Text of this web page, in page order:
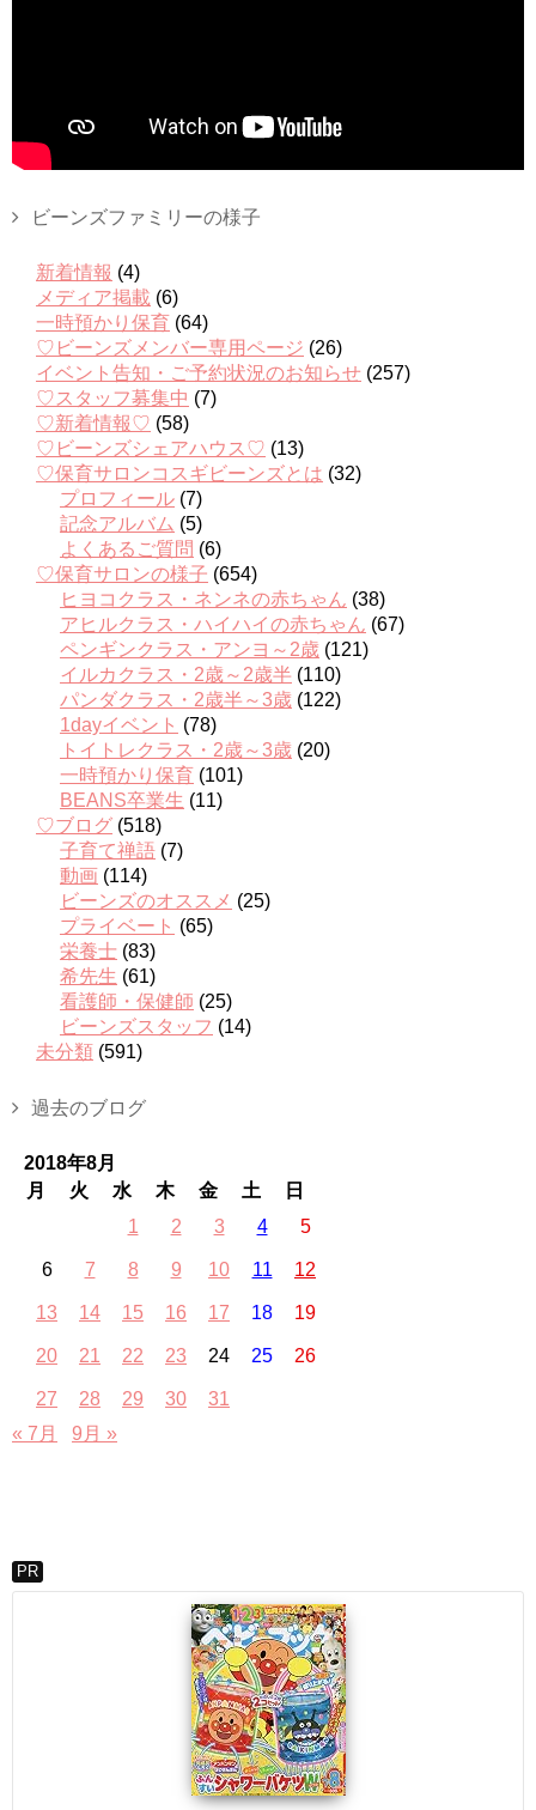
ビーンズファミリーの様子
新着情報 (4)
メディア掲載 (6)
一時預かり保育 (64)
♡ビーンズメンバー専用ページ (26)
イベント告知・ご予約状況のお知らせ (257)
♡スタッフ募集中 (7)
♡新着情報♡ (58)
♡ビーンズシェアハウス♡ (13)
♡保育サロンコスギビーンズとは (32)
プロフィール (7)
記念アルバム (5)
よくあるご質問 (6)
♡保育サロンの様子 (654)
ヒヨコクラス・ネンネの赤ちゃん (38)
アヒルクラス・ハイハイの赤ちゃん (67)
ペンギンクラス・アンヨ～2歳 (121)
イルカクラス・2歳～2歳半 (110)
パンダクラス・2歳半～3歳 (122)
1dayイベント (78)
トイトレクラス・2歳～3歳 (20)
一時預かり保育 (101)
BEANS卒業生 (11)
♡ブログ (518)
子育て禅語 (7)
動画 (114)
ビーンズのオススメ (25)
プライベート (65)
栄養士 (83)
希先生 (61)
看護師・保健師 (25)
ビーンズスタッフ (14)
未分類 (591)
過去のブログ
2018年8月
月
火 水 木 金 土
日
1
2 3 4 5
6 7 8 9 10 11 12
13 14 15 16 17 18 19
20 21 22 23 24 25 26
27 28 29 30
31
« 7月
9月 »
PR